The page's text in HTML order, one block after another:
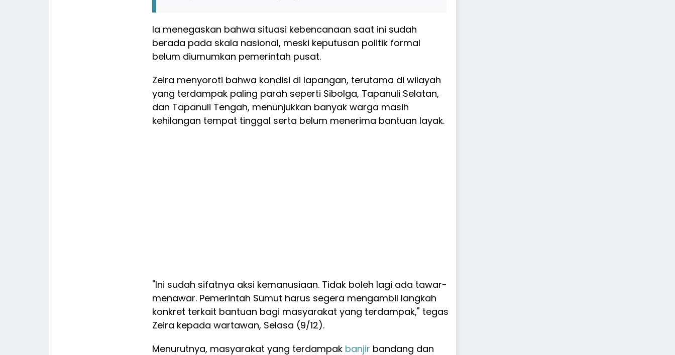
Ia menegaskan bahwa situasi kebencanaan saat ini sudah
berada pada skala nasional, meski keputusan politik formal
belum diumumkan pemerintah pusat.
Zeira menyoroti bahwa kondisi di lapangan, terutama di wilayah
yang terdampak paling parah seperti Sibolga, Tapanuli Selatan,
dan Tapanuli Tengah, menunjukkan banyak warga masih
kehilangan tempat tinggal serta belum menerima bantuan layak.
"Ini sudah sifatnya aksi kemanusiaan. Tidak boleh lagi ada tawar-
menawar. Pemerintah Sumut harus segera mengambil langkah
konkret terkait bantuan bagi masyarakat yang terdampak," tegas
Zeira kepada wartawan, Selasa (9/12).
Menurutnya, masyarakat yang terdampak banjir bandang dan